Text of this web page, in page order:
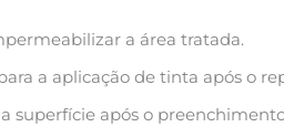
a área tratada.
a aplicação de tinta após o
a superfície após o